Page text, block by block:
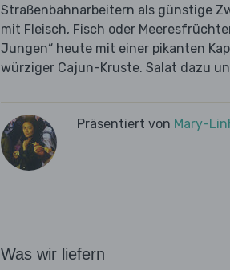
Straßenbahnarbeitern als günstige
mit Fleisch, Fisch oder
Jungen“ heute mit einer pikanten
würziger Cajun-Kruste. Salat dazu
Präsentiert von Mary-
Was wir liefern